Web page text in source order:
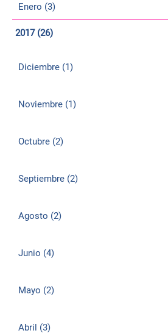
Enero (3)
2017 (26)
Diciembre (1)
Noviembre (1)
Octubre (2)
Septiembre (2)
Agosto (2)
Junio (4)
Mayo (2)
Abril (3)